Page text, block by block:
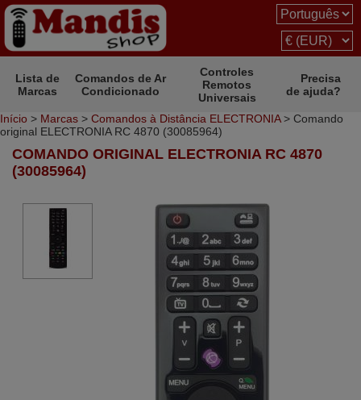
Lista de
Marcas
Comandos de Ar
Condicionado
Controles
Remotos
Universais
Precisa
de ajuda?
Início > Marcas > Comandos à Distância ELECTRONIA> Comando
original ELECTRONIA RC 4870 (30085964)
COMANDO ORIGINAL ELECTRONIA RC 4870
(30085964)